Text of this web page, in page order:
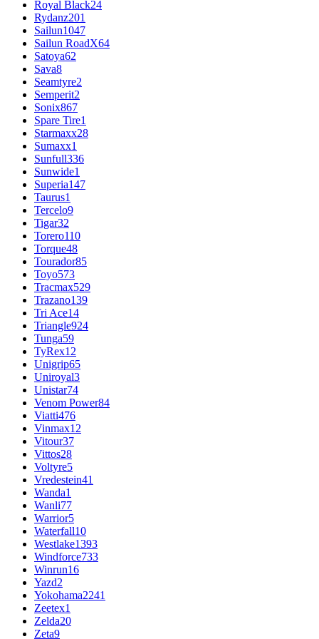
Royal Black24
Rydanz201
Sailun1047
Sailun RoadX64
Satoya62
Sava8
Seamtyre2
Semperit2
Sonix867
Spare Tire1
Starmaxx28
Sumaxx1
Sunfull336
Sunwide1
Superia147
Taurus1
Tercelo9
Tigar32
Torero110
Torque48
Tourador85
Toyo573
Tracmax529
Trazano139
Tri Ace14
Triangle924
Tunga59
TyRex12
Unigrip65
Uniroyal3
Unistar74
Venom Power84
Viatti476
Vinmax12
Vitour37
Vittos28
Voltyre5
Vredestein41
Wanda1
Wanli77
Warrior5
Waterfall10
Westlake1393
Windforce733
Winrun16
Yazd2
Yokohama2241
Zeetex1
Zelda20
Zeta9